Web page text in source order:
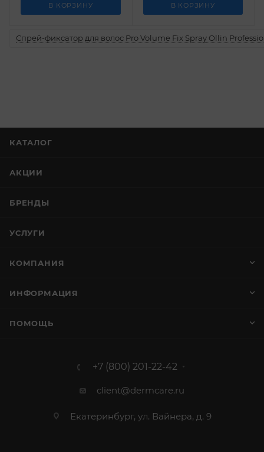
В КОРЗИНУ В КОРЗИНУ
Спрей-фиксатор для волос Pro Volume Fix Spray Ollin
КАТАЛОГ
АКЦИИ
БРЕНДЫ
УСЛУГИ
КОМПАНИЯ
ИНФОРМАЦИЯ
ПОМОЩЬ
+7 (800) 201-22-42
client@dermcare.ru
Екатеринбург, ул. Вайнера, д. 9